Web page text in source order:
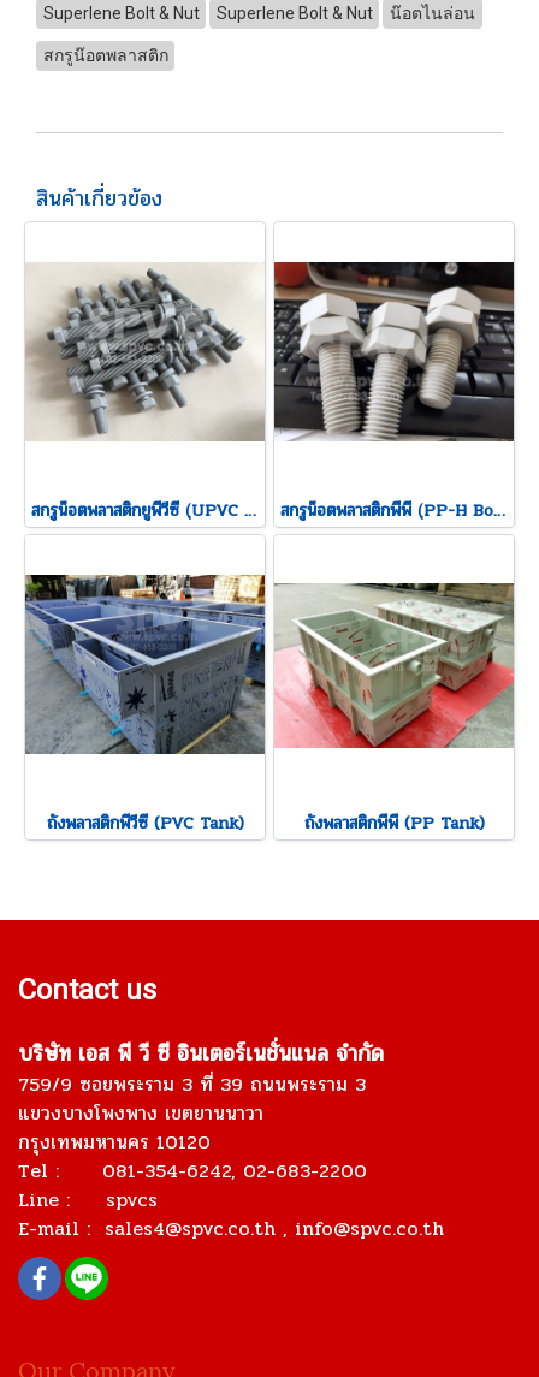
Superlene Bolt & Nut Superlene Bolt & Nut น๊อตไนล่อน
สกรูน๊อตพลาสติก
สินค้าเกี่ยวข้อง
สกรูน๊อตพลาสติกยูพีวีซี (ฺUPVC Bolt & Nut) สกรูน๊อตพลาสติกพีพี (ฺPP-H Bolt & Nut)
ถังพลาสติกพีวีซี (PVC Tank) ถังพลาสติกพีพี (PP Tank)
Contact us
บริษัท เอส พี วี ซี อินเตอร์เนชั่นแนล จำกัด
759/9 ซอยพระราม 3 ที่ 39 ถนนพระราม 3
แขวงบางโพงพาง เขตยานนาวา
กรุงเทพมหานคร 10120
Tel : 081-354-6242, 02-683-2200
Line : spvcs
E-mail : sales4@spvc.co.th , info@spvc.co.th
Our Company